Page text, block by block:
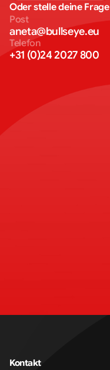
Oder stelle deine Frage
Post
aneta@bullseye.eu
Telefon
+31 (0)24 2027 800
Kontakt